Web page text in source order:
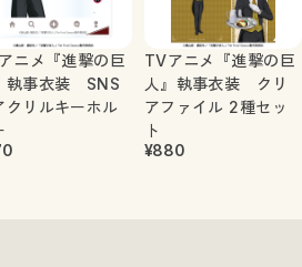
ニメ『進撃の巨
執事衣装 SNS
クリルキーホル
TVアニメ『進撃の巨
人』執事衣装 クリ
アファイル 2種セッ
ト
¥880